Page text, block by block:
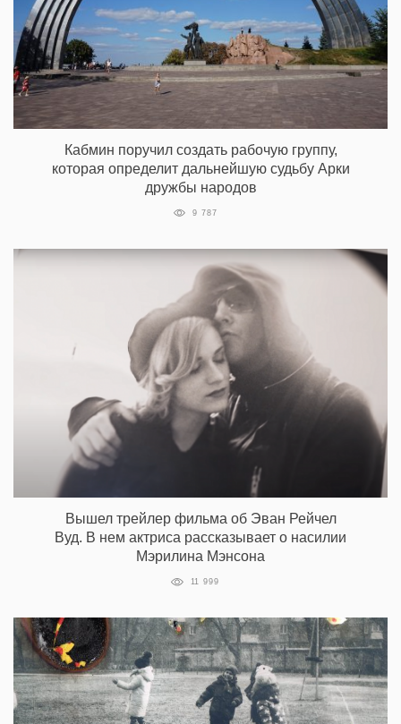
Кабмин поручил создать рабочую группу,
которая определит дальнейшую судьбу Арки
дружбы народов
9 787
Вышел трейлер фильма об Эван Рейчел
Вуд. В нем актриса рассказывает о насилии
Мэрилина Мэнсона
11 999